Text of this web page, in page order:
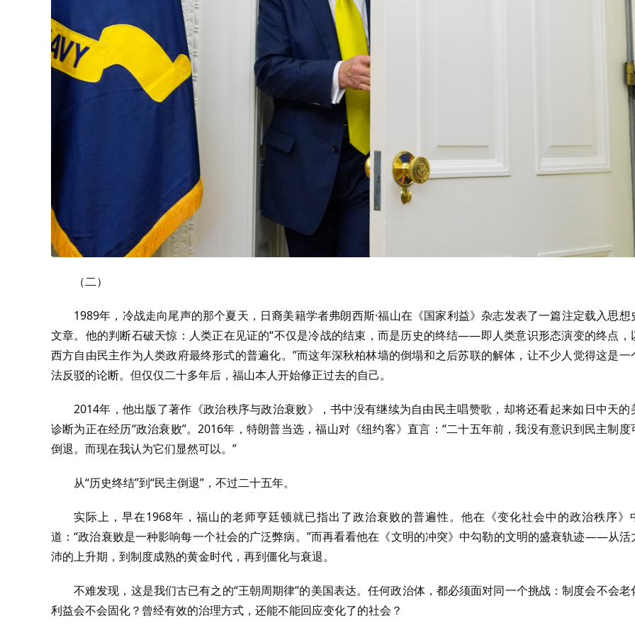
（二）
1989年，冷战走向尾声的那个夏天，日裔美籍学者弗朗西斯·福山在《国家利益》杂志发表了一篇注定载入思想
文章。他的判断石破天惊：人类正在见证的“不仅是冷战的结束，而是历史的终结——即人类意识形态演变的终点，
西方自由民主作为人类政府最终形式的普遍化。”而这年深秋柏林墙的倒塌和之后苏联的解体，让不少人觉得这是一
法反驳的论断。但仅仅二十多年后，福山本人开始修正过去的自己。
2014年，他出版了著作《政治秩序与政治衰败》，书中没有继续为自由民主唱赞歌，却将还看起来如日中天的
诊断为正在经历“政治衰败”。2016年，特朗普当选，福山对《纽约客》直言：“二十五年前，我没有意识到民主制度
倒退。而现在我认为它们显然可以。”
从“历史终结”到“民主倒退”，不过二十五年。
实际上，早在1968年，福山的老师亨廷顿就已指出了政治衰败的普遍性。他在《变化社会中的政治秩序》
道：“政治衰败是一种影响每一个社会的广泛弊病。”而再看看他在《文明的冲突》中勾勒的文明的盛衰轨迹——从活
沛的上升期，到制度成熟的黄金时代，再到僵化与衰退。
不难发现，这是我们古已有之的“王朝周期律”的美国表达。任何政治体，都必须面对同一个挑战：制度会不会老
利益会不会固化？曾经有效的治理方式，还能不能回应变化了的社会？